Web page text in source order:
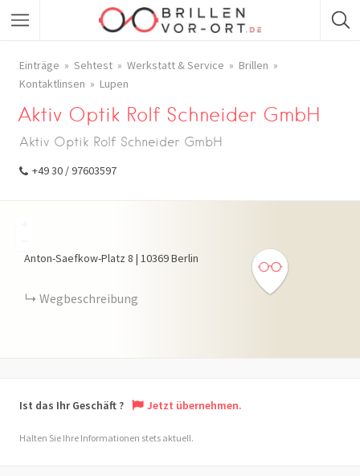
Einträge Sehtest Werkstatt & Service
Brillen
Kontaktlinsen
Lupen
Aktiv Optik Rolf Schneider GmbH
Aktiv Optik Rolf Schneider GmbH
+49 30 / 97603597
Anton-Saefkow-Platz 8 | 10369Berlin
Wegbeschreibung
Ist das Ihr Geschäft ? Jetzt übernehmen.
Halten Sie Ihre Informationen stets aktuell.